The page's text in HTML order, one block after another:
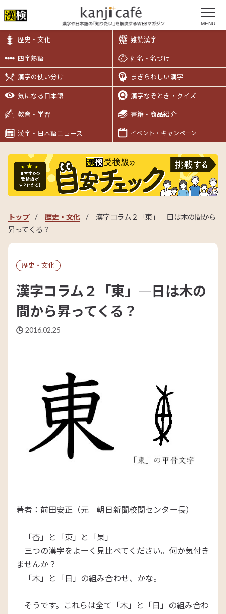
MENU
歴史・文化 難読漢字
四字熟語 姓名・名づけ
漢字の使い分け まぎらわしい漢字
気になる日本語 漢字なぞとき・クイズ
教育・学習 書籍・商品紹介
漢字・日本語ニュース イベント・キャンペーン
トップ 歴史・文化
漢字コラム２「東」―日は木の間から
昇ってくる？
歴史・文化
漢字コラム２「東」―日は木の
間から昇ってくる？
2016.02.25
著者：前田安正（元 朝日新聞校閲センター長）
「杳」と「東」と「杲」
三つの漢字をよーく見比べてください。何か気付き
ませんか？
「木」と「日」の組み合わせ、かな。
そうです。これらは全て「木」と「日」の組み合わ